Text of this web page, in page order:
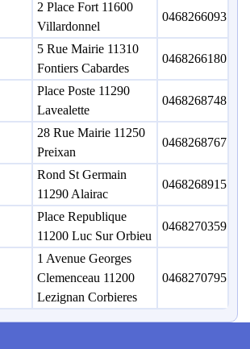
2 Place Fort 11600
Villardonnel
0468266093
5 Rue Mairie 11310
Fontiers Cabardes
0468266180
Place Poste 11290
Lavealette
0468268748
28 Rue Mairie 11250
Preixan
0468268767
Rond St Germain
11290 Alairac
0468268915
Place Republique
11200 Luc Sur Orbieu
0468270359
1 Avenue Georges
Clemenceau 11200
Lezignan Corbieres
0468270795